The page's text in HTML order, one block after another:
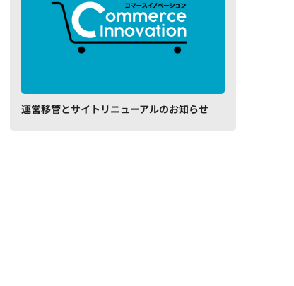
運営移管とサイトリニューアルのお知らせ